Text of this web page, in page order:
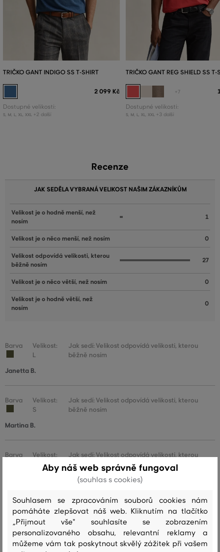
TRIČKO GANT INDIGO SS T-SHIRT
2 099 Kč
Dostupné velikosti:
S M L XL XXL +2 další
TRIČKO GANT REG SHIELD SS T-
+7
Dostupné velikosti:
S M L XL XXL +3 další
Recenze
JAK SEDĚLA VYBRANÁ VELIKOST NAŠIM ZÁKAZNÍKŮM
Velikost je o hodně menší, než
nosím
1
Velikost je o něco menší, než nosím 0
Velikost odpovídá velikosti, kterou
běžně nosím
27
Velikost je o něco větší, než nosím 0
Velikost je o hodně větší, než
nosím
0
Barva
Velikost:
L
Jak sedí: Velikost odpovídá velikosti, kterou
běžně nosím
Janetta B.
Barva
Velikost:
S
Jak sedí: Velikost odpovídá velikosti, kterou
běžně nosím
Martina B.
Barva
Velikost:
Jak sedí: Velikost odpovídá velikosti, kterou
běžně nosím
Barva
Velikost:
XL
Jak sedí: Velikost odpovídá velikosti, kterou
běžně nosím
Martina B.
Aby náš web správně fungoval
(souhlas s cookies)
Souhlasem se zpracováním souborů cookies nám
pomáháte zlepšovat náš web. Kliknutím na tlačítko
„Přijmout vše" souhlasíte se zobrazením
personalizovaného obsahu, relevantní reklamy a
můžeme vám tak poskytnout skvělý zážitek při vašem